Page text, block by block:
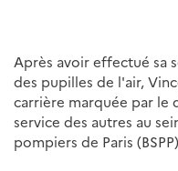
Après avoir effectué sa
des pupilles de l'air,
carrière marquée par le
service des autres au
pompiers de Paris